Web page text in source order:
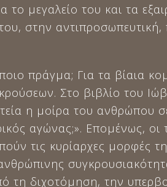
μεγαλείο του και τα
στην
πράγμα; Για τα βίαια
Στο βιβλίο του
η μοίρα του ανθρώπου
αγώνας;». Επομένως, οι
τις κυρίαρχες μορφές
τη διχοτόμηση, την